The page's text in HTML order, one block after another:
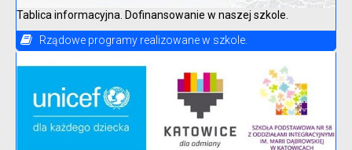
Tablica informacyjna. Dofinansowanie w naszej szkole.
Rządowe programy realizowane w szkole.